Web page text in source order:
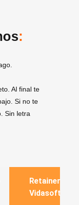
:
Al final te
Si no te
Sin letra
Retainer
Vidasoft